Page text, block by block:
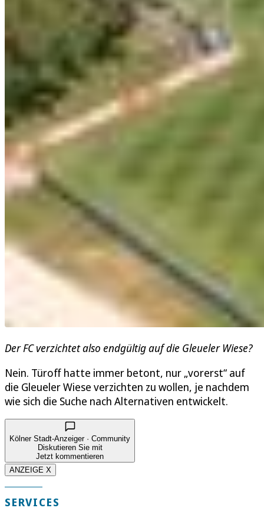
Der FC verzichtet also endgültig auf die Gleueler Wiese?
Nein. Türoff hatte immer betont, nur „vorerst“ auf
die Gleueler Wiese verzichten zu wollen, je nachdem
wie sich die Suche nach Alternativen entwickelt.
Kölner Stadt-Anzeiger · Community
Diskutieren Sie mit
Jetzt kommentieren
ANZEIGE X
SERVICES